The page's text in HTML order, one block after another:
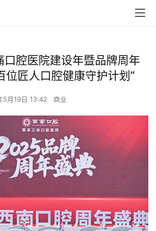
口腔医院建设年暨品牌周年
位匠人口腔健康守护计划”
5月19日 13:42 商业